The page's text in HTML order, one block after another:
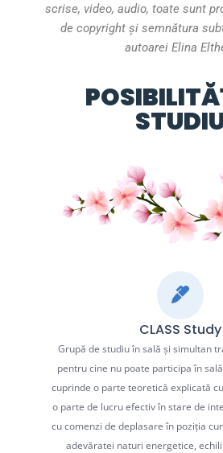
scrise, video, audio, toate sunt
de copyright și semnătura
autoarei Elina
CLASS Study
Grupă de studiu în sală și simultan
pentru cine nu poate participa în
cuprinde o parte teoretică explicată
o parte de lucru efectiv în stare de
cu comenzi de deplasare în poziția
adevăratei naturi energetice,